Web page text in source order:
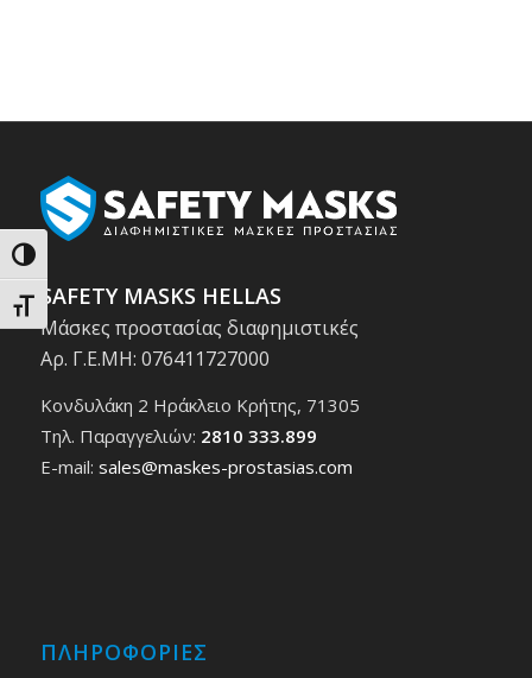
Εναλλαγή Υψηλής Αντίθεσης
Εναλλαγή Μεγέθους Γραμμάτων
SAFETY MASKS HELLAS
Μάσκες προστασίας διαφημιστικές
Αρ. Γ.Ε.ΜΗ: 076411727000
Κονδυλάκη 2 Ηράκλειο Κρήτης, 71305
Τηλ. Παραγγελιών: 2810 333.899
E-mail: sales@maskes-prostasias.com
ΠΛΗΡΟΦΟΡΙΕΣ